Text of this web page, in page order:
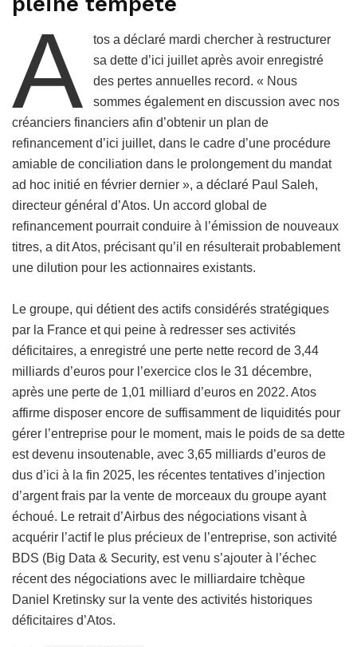
A
tos a déclaré mardi chercher à restructurer
sa dette d’ici juillet après avoir enregistré
des pertes annuelles record. « Nous
sommes également en discussion avec nos
créanciers financiers afin d’obtenir un plan de
refinancement d’ici juillet, dans le cadre d’une procédure
amiable de conciliation dans le prolongement du mandat
ad hoc initié en février dernier », a déclaré Paul Saleh,
directeur général d’Atos. Un accord global de
refinancement pourrait conduire à l’émission de nouveaux
titres, a dit Atos, précisant qu’il en résulterait probablement
une dilution pour les actionnaires existants.
Le groupe, qui détient des actifs considérés stratégiques
par la France et qui peine à redresser ses activités
déficitaires, a enregistré une perte nette record de 3,44
milliards d’euros pour l’exercice clos le 31 décembre,
après une perte de 1,01 milliard d’euros en 2022. Atos
affirme disposer encore de suffisamment de liquidités pour
gérer l’entreprise pour le moment, mais le poids de sa dette
est devenu insoutenable, avec 3,65 milliards d’euros de
dus d’ici à la fin 2025, les récentes tentatives d’injection
d’argent frais par la vente de morceaux du groupe ayant
échoué. Le retrait d’Airbus des négociations visant à
acquérir l’actif le plus précieux de l’entreprise, son activité
BDS (Big Data & Security, est venu s’ajouter à l’échec
récent des négociations avec le milliardaire tchèque
Daniel Kretinsky sur la vente des activités historiques
déficitaires d’Atos.